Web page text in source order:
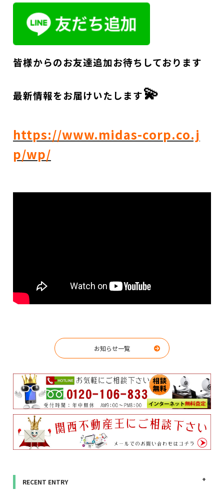
皆様からのお友達追加お待ちしております
最新情報をお届けいたします💫
https://www.midas-corp.co.j
p/wp/
お知らせ一覧
RECENT ENTRY